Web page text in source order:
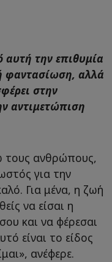
αυτή την επιθυμία
φαντασίωση, αλλά
στην
αντιμετώπιση
τους ανθρώπους,
για την
Για μένα, η ζωή
να είσαι η
και να φέρεσαι
είναι το είδος
ανέφερε.